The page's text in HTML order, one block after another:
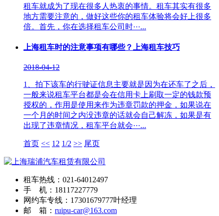
租车就成为了现在很多人热衷的事情。租车其实有很多
地方需要注意的，做好这些你的租车体验将会好上很多
倍。首先，你在选择租车公司时···...
上海租车时的注意事项有哪些？上海租车技巧
2018-04-12
1、拍下该车的行驶证信息主要就是因为在还车了之后，
一般来说租车平台都是会在信用卡上刷取一定的钱款预
授权的，作用是使用来作为违章罚款的押金，如果说在
一个月的时间之内没违章的话就会自己解冻，如果是有
出现了违章情况，租车平台就会···...
首页 << 1 2 1/2 >> 尾页
租车热线：021-64012497
手 机：18117227779
网约车专线：17301679777叶经理
邮 箱： ruipu-car@163.com